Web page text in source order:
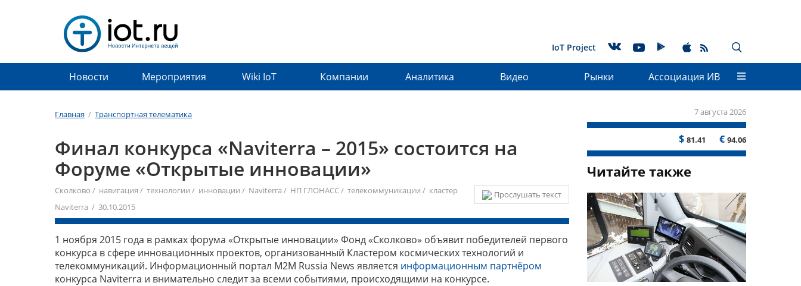
IoT Project
Новости Мероприятия Wiki IoT Компании Аналитика Видео Рынки Ассоциация ИВ
Главная / Транспортная телематика 7 августа 2026
$ 81.41 € 94.06
Финал конкурса «Naviterra – 2015» состоится на
Форуме «Открытые инновации»
Прослушать текст
Сколково / навигация / технологии / инновации / Naviterra / НП ГЛОНАСС/ телекоммуникации / кластер
Naviterra / 30.10.2015
1 ноября 2015 года в рамках форума «Открытые инновации» Фонд «Сколково» объявит победителей первого
конкурса в сфере инновационных проектов, организованный Кластером космических технологий и
телекоммуникаций. Информационный портал M2M Russia News является информационным партнёром
конкурса Naviterra и внимательно следит за всеми событиями, происходящими на конкурсе.
Читайте также